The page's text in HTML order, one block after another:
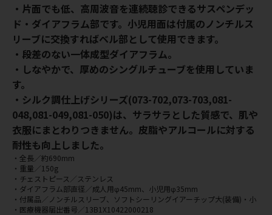
・片面でも低、高周波音を連続聴診できるサスペンデッ
ド・ダイアフラム部です。小児用面は付属のノンチルス
リーブに交換すればベル部として使用できます。
・段差のない一体成型ダイアフラム。
・しなやかで、厚めのシングルチューブを使用していま
す。
・シルク調仕上げシリーズ(073-702,073-703,081-
048,081-049,081-050)は、サラサラとした質感で、肌や
衣服にまとわりつきません。皮脂やアルコールに対する
耐性も向上しました。
・全長／約690mm
・重量／150g
・チェストピース／ステンレス
・ダイアフラム部直径／成人用φ45mm、小児用φ35mm
・付属品／ノンチルスリーブ、ソフトシーリングイアーチップ大(装備)・小
・医療機器届出番号／13B1X10422000218